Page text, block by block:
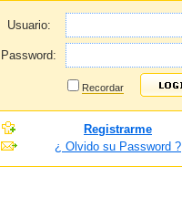
Usuario:
Password:
Recordar
Registrarme
¿ Olvido su Password ?